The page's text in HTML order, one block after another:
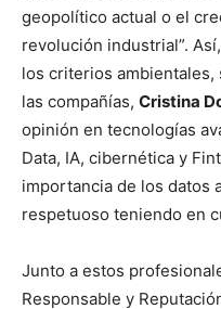
geopolítico actual o el
revolución industrial”.
los criterios
las compañías, Cristina
opinión en tecnologías
Data, IA, cibernética y
importancia de los datos
respetuoso teniendo en
Junto a estos
Responsable y